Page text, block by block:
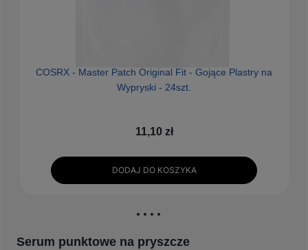
COSRX - Master Patch Original Fit - Gojące Plastry na
Wypryski - 24szt.
11,10 zł
DODAJ DO KOSZYKA
Serum punktowe na pryszcze